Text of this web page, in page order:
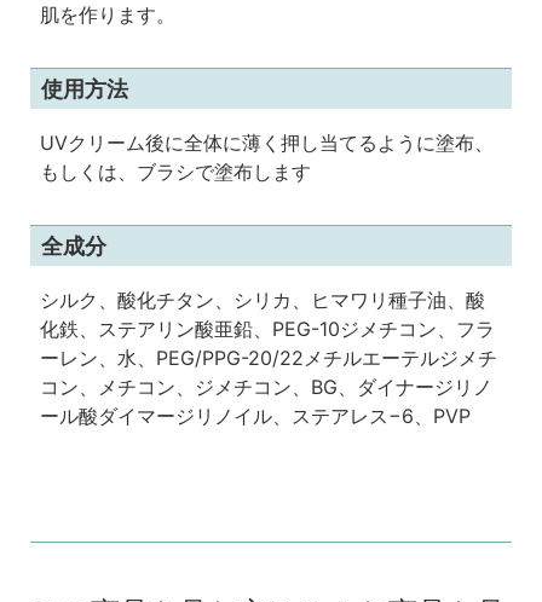
肌を作ります。
使用方法
UVクリーム後に全体に薄く押し当てるように塗布、
もしくは、ブラシで塗布します
全成分
シルク、酸化チタン、シリカ、ヒマワリ種子油、酸
化鉄、ステアリン酸亜鉛、PEG-10ジメチコン、フラ
ーレン、水、PEG/PPG-20/22メチルエーテルジメチ
コン、メチコン、ジメチコン、BG、ダイナージリノ
ール酸ダイマージリノイル、ステアレス−6、PVP